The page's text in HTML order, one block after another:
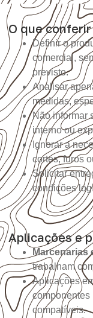
O que
Definir o
comercial,
previsto.
Analisar
medidas,
Não informar
interno ou
Ignorar a
cortes, furos
Solicitar
condições
Aplicações e
Marcenarias
trabalham
Aplicações
componentes
compatíveis.